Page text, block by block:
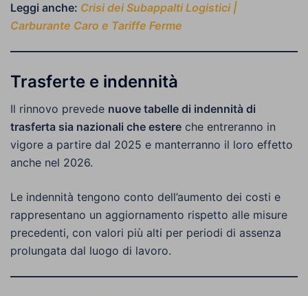
Leggi anche: Crisi dei Subappalti Logistici |
Carburante Caro e Tariffe Ferme
Trasferte e indennità
Il rinnovo prevede nuove tabelle di indennità di
trasferta sia nazionali che estere che entreranno in
vigore a partire dal 2025 e manterranno il loro effetto
anche nel 2026.
Le indennità tengono conto dell’aumento dei costi e
rappresentano un aggiornamento rispetto alle misure
precedenti, con valori più alti per periodi di assenza
prolungata dal luogo di lavoro.